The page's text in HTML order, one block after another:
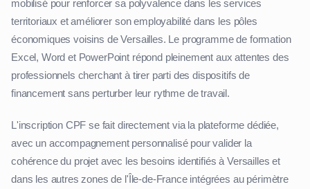
mobilisé pour renforcer sa polyvalence dans les services
territoriaux et améliorer son employabilité dans les pôles
économiques voisins de Versailles. Le programme de formation
Excel, Word et PowerPoint répond pleinement aux attentes des
professionnels cherchant à tirer parti des dispositifs de
financement sans perturber leur rythme de travail.
L'inscription CPF se fait directement via la plateforme dédiée,
avec un accompagnement personnalisé pour valider la
cohérence du projet avec les besoins identifiés à Versailles et
dans les autres zones de l'Île-de-France intégrées au périmètre